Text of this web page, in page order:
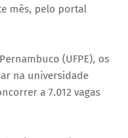
mês, pelo portal
(UFPE), os
na universidade
a 7.012 vagas